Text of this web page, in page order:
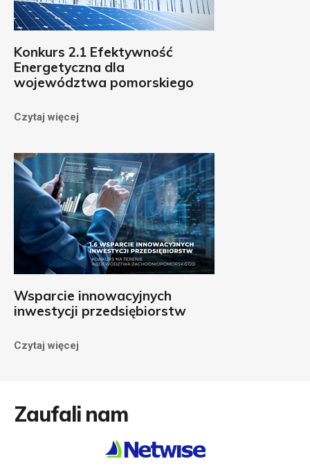
Konkurs 2.1 Efektywność
Energetyczna dla
województwa pomorskiego
Czytaj więcej
Wsparcie innowacyjnych
inwestycji przedsiębiorstw
Czytaj więcej
Zaufali nam